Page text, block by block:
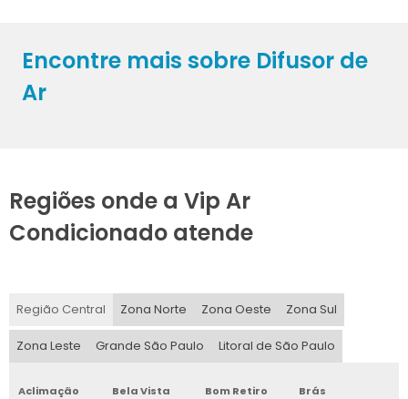
PURIFICADOR DE AR COM FILTRO HEPA
Encontre mais sobre Difusor de
Ar
Regiões onde a Vip Ar
Condicionado atende
Região Central Zona Norte Zona Oeste Zona Sul
Zona Leste Grande São Paulo Litoral de São Paulo
Aclimação Bela Vista Bom Retiro
Brás